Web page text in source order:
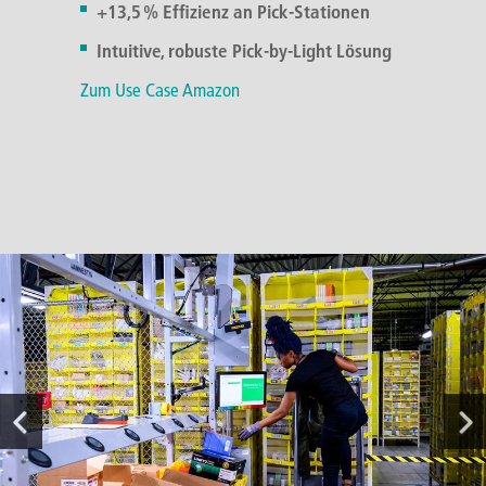
+13,5 % Effizienz an Pick-Stationen
Intuitive, robuste Pick-by-Light Lösung
Zum Use Case Amazon
Zum Use Case SSI Schäfer
Zum Use Case Xylem
Reduzierte Fehlerquote dank klarer
visueller Signale
Ergonomischere und intuitive